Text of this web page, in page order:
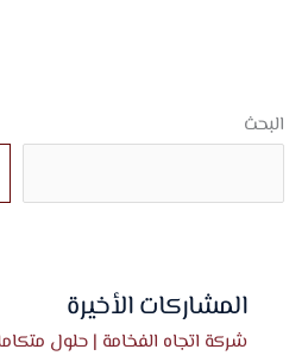
البحث
المشاركات الأخيرة
شركة اتجاه الفخامة | حلول